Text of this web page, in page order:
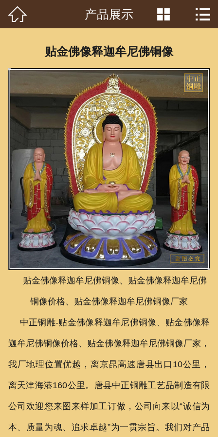
首页
客户见证
常识问答
新闻资讯
荣誉资质
泥塑鉴赏
联系我们
 产品展示  
贴金佛像释迦牟尼佛铜像
贴金佛像释迦牟尼佛铜像、贴金佛像释迦牟尼佛
铜像价格、贴金佛像释迦牟尼佛铜像厂家
中正铜雕-贴金佛像释迦牟尼佛铜像、 贴金佛像释
迦牟尼佛铜像价格、 贴金佛像释迦牟尼佛铜像厂家 ，
我厂地理位置优越，离京昆高速唐县出口10公里，
离天津海港160公里。唐县中正铜雕工艺品制造有限
公司欢迎您来图来样加工订做，公司向来以“诚信为
本、质量为魂、追求卓越”为一贯宗旨。我们对产品